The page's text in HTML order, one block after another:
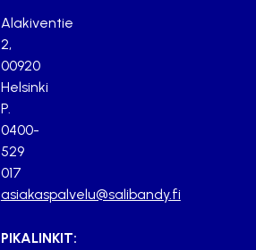
Alakiventie
2,
00920
Helsinki
P.
0400-
529
017
asiakaspalvelu@salibandy.fi
PIKALINKIT: